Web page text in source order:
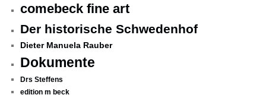
comebeck fine art
Der historische Schwedenhof
Dieter Manuela Rauber
Dokumente
Drs Steffens
edition m beck